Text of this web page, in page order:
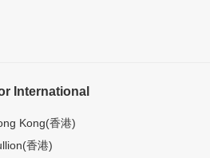
International
Kong(香港)
香港)